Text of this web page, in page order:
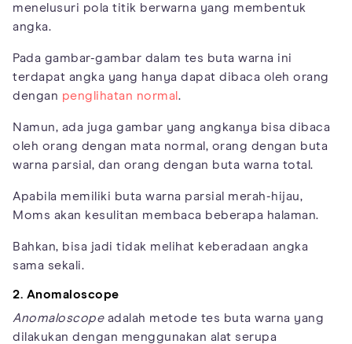
menelusuri pola titik berwarna yang membentuk
angka.
Pada gambar-gambar dalam tes buta warna ini
terdapat angka yang hanya dapat dibaca oleh orang
dengan penglihatan normal .
Namun, ada juga gambar yang angkanya bisa dibaca
oleh orang dengan mata normal, orang dengan buta
warna parsial, dan orang dengan buta warna total.
Apabila memiliki buta warna parsial merah-hijau,
Moms akan kesulitan membaca beberapa halaman.
Bahkan, bisa jadi tidak melihat keberadaan angka
sama sekali.
2. Anomaloscope
Anomaloscopeadalah metode tes buta warna yang
dilakukan dengan menggunakan alat serupa